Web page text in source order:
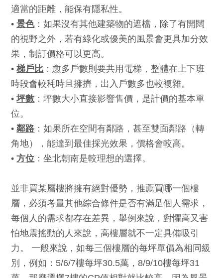
適當的距離，能保有隱私性。
•景色：如果沒有其他建築物的遮檔，除了有開闊
的視野之外，若有綠化或優美的風景會更具加分效
果，制訂價格可以更高。
•梯戶比 ：愈多戶數則要共用電梯，整體在上下班
時段會較秏時且擁擠，出入戶數多也較複雜。
•坪數 ：坪數大小直接影響售價，是計價的基本單
位。
•鄰路 ：如果所在空間有鄰路，甚至雙面鄰路（轉
角地），能達到最佳採光效果，價格會較高。
•方位 ：坐北朝南是較理想的選擇。
並非買某層樓將擁有絕對優勢，推薦買哪一個樓
層，必須考量其他綜合條件是否有滿足個人需求，
每個人的需求都存在差異，舉例來說，對懼高又害
怕地震搖動的人來說，高樓層就不一定具備吸引
力。 一般來說，如每三個樓層的每坪單價為相同級
別，例如：5/6/7樓每坪30.5萬，8/9/10樓每坪31